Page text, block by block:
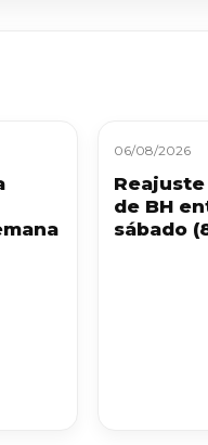
06/08/2026
de BH
sábado